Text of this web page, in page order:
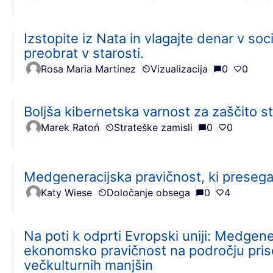
Izstopite iz Nata in vlagajte denar v
preobrat v starosti.
Rosa Maria Martinez Vizualizacija 0 0
Boljša kibernetska varnost za zaščito
Marek Ratoń Strateške zamisli 0 0
Medgeneracijska pravičnost, ki
Katy Wiese Določanje obsega 0 4
Na poti k odprti Evropski uniji:
ekonomsko pravičnost na področju
večkulturnih manjšin